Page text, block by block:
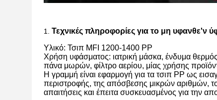
1. Τεχνικές πληροφορίες για το μη
Υλικό: Τσιπ MFI 1200-1400 PP
Χρήση υφάσματος: ιατρική μάσκα, ένδυμα
πάνα μωρών, φίλτρο αερίου, μίας χρήσης
Η γραμμή είναι εφαρμογή για τα τσιπ PP ως
περιστροφής, της απόσβεσης μικρών αριθμών,
απαιτήσεις και έπειτα συσκευασμένος για την